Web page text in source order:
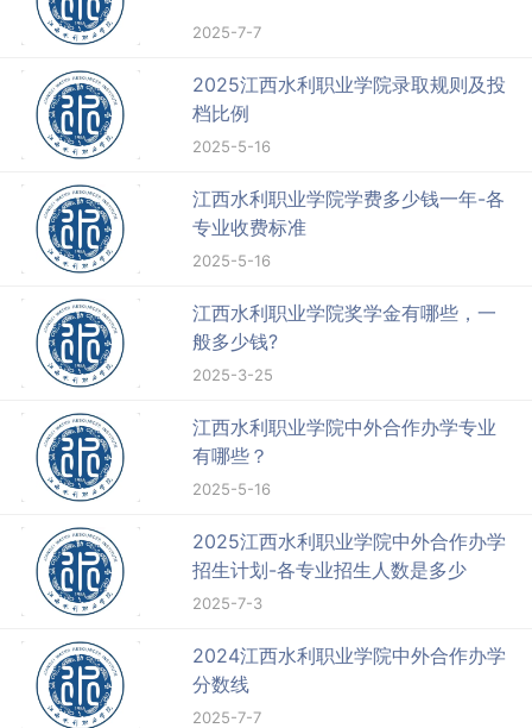
2025-7-7
2025江西水利职业学院录取规则及投
档比例
2025-5-16
江西水利职业学院学费多少钱一年-各
专业收费标准
2025-5-16
江西水利职业学院奖学金有哪些，一
般多少钱?
2025-3-25
江西水利职业学院中外合作办学专业
有哪些？
2025-5-16
2025江西水利职业学院中外合作办学
招生计划-各专业招生人数是多少
2025-7-3
2024江西水利职业学院中外合作办学
分数线
2025-7-7